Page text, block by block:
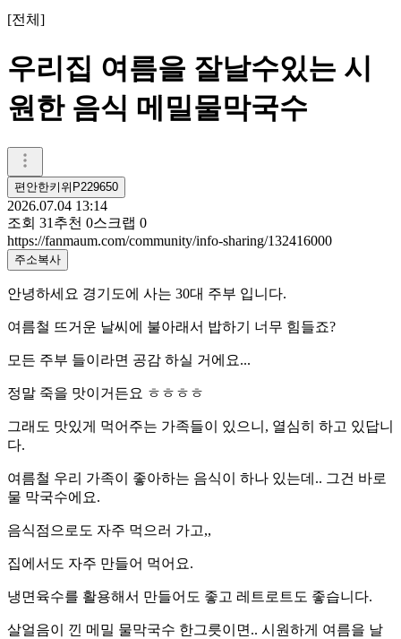
[전체 ]
우리집 여름을 잘날수있는 시
원한 음식 메밀물막국수
편안한키위P229650
2026.07.04 13:14
조회 31 추천 0스크랩 0
https://fanmaum.com/community/info-sharing/132416000
주소복사
안녕하세요 경기도에 사는 30대 주부 입니다.
여름철 뜨거운 날씨에 불아래서 밥하기 너무 힘들죠?
모든 주부 들이라면 공감 하실 거에요...
정말 죽을 맛이거든요 ㅎㅎㅎㅎ
그래도 맛있게 먹어주는 가족들이 있으니, 열심히 하고 있답니
다.
여름철 우리 가족이 좋아하는 음식이 하나 있는데.. 그건 바로
물 막국수에요.
음식점으로도 자주 먹으러 가고,,
집에서도 자주 만들어 먹어요.
냉면육수를 활용해서 만들어도 좋고 레트로트도 좋습니다.
살얼음이 낀 메밀 물막국수 한그릇이면.. 시원하게 여름을 날